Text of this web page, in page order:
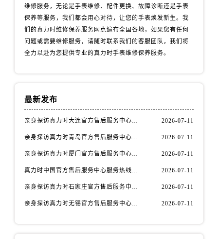
辽宁省阜新市海州区解放大街真力时售后服务中心（需提前预约）
河北省保定市竞秀区朝阳北大街北国先天下真力时售后服务中心（需提前预约）
维修服务，无论是手表维修、配件更换、故障诊断还是手表
保养等服务，我们都会用心对待，让您的手表焕发新生。我
们的真力时维修保养服务网点遍布全国各地，如果您有任何
问题或需要维修服务，请随时联系我们的客服团队，我们将
全力以赴为您提供专业的真力时手表维修保养服务。
最新发布
亲身探访真力时大连官方售后服务中心｜官方热线与门店地址（2026年7月最新） 2026-07-11
亲身探访真力时青岛官方售后服务中心｜热线与地址（2026年7月最新） 2026-07-11
亲身探访真力时厦门官方售后服务中心｜官方电话和维修地址（2026年7月最新） 2026-07-11
真力时中国官方售后服务中心服务热线及维修地址实地考察报告_多信源验证（2026年7月最新） 2026-07-11
亲身探访真力时石家庄官方售后服务中心｜全新维修门店地址及电话（2026年7月最新） 2026-07-11
亲身探访真力时无锡官方售后服务中心｜全新地址及服务热线（2026年7月最新） 2026-07-11